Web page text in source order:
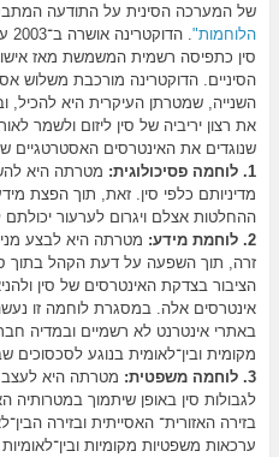
של המערכה הסינית על התודעה
הלוחמות".
סין כתפיסה רשמית המשמשת מאז
הסיניים. הדוקטרינה מורכבת משלוש
השנייה, שמטרתן העיקרית היא להכיל,
את רצון יריביה של סין ליזום ולשמר
שנוגדים את האינטרסים האסטרטגיים
1. לוחמה פסיכולוגית:
מטרתה היא
מדיניותם כלפי סין. זאת, תוך הפצת
ההחלטות אצלם ויגרום לערעור יכולתם
2. לוחמת מידע:
מטרתה היא לבצע
זרה, תוך השפעה על דעת הקהל בתוך
הציבור בצדקת האינטרסים של סין
אינטרסים אלה. במסגרת לוחמה זו
באתרי אינטרנט לא רשמיים ובמדיה
מקומית ובין־לאומית בנוגע
3. לוחמה משפטית:
מטרתה היא
לגבולות סין באופן שיתמוך במטרותיה
בזירה האזורית־ האסייתית ובזירה
ערכאות משפטיות מקומיות